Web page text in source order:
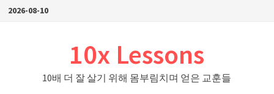
Skip2026-08-10
10x Lessons
10배 더 잘 살기 위해 몸부림치며 얻은 교훈들